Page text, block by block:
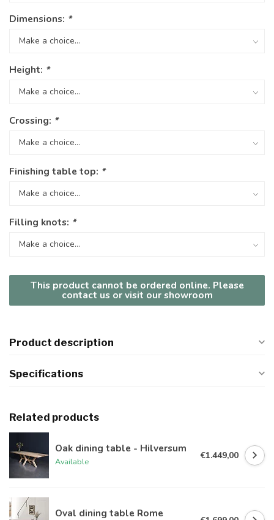
Dimensions: *
Height: *
Crossing: *
Finishing table top: *
Filling knots: *
This product cannot be ordered online. Please
contact us or visit our showroom
Product description
Specifications
Related products
Oak dining table - Hilversum
Available
€1.449,00
Oval dining table Rome